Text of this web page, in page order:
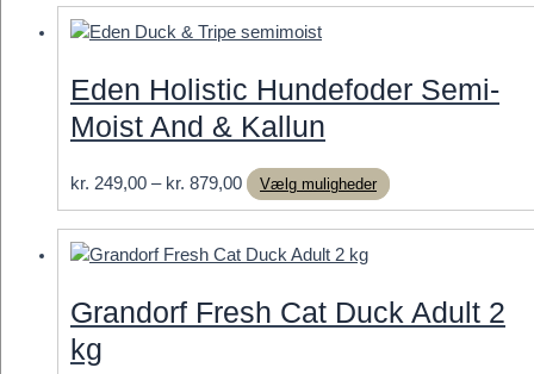
kr. 879,00
Mulighederne
på
varesiden
Eden Holistic Hundefoder Semi-
Moist And & Kallun
kr. 249,00 – kr. 879,00Prisinterval:
kr. 249,00
kr. 879,00
Vælg muligheder
Dette
vare
Mulighederne
Grandorf Fresh Cat Duck Adult 2
kg